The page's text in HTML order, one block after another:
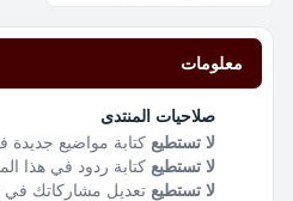
معلومات
صلاحيات المنتدى
لا تستطيع كتابة مواضيع جديدة
لا تستطيع كتابة ردود في هذا
لا تستطيع تعديل مشاركاتك في